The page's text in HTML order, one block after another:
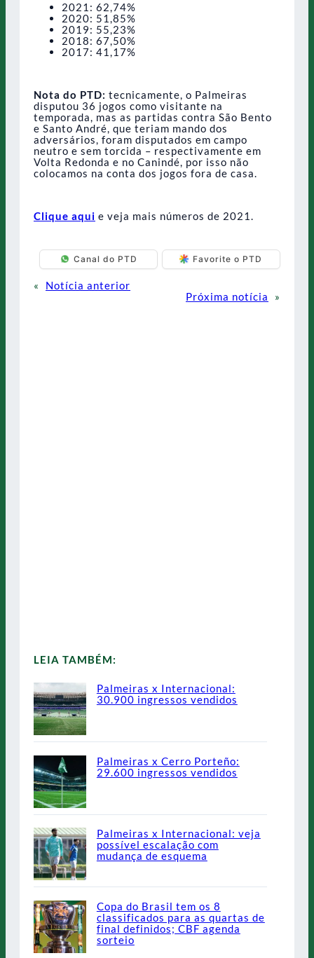
2021: 62,74%
2020: 51,85%
2019: 55,23%
2018: 67,50%
2017: 41,17%
Nota do PTD: tecnicamente, o Palmeiras
disputou 36 jogos como visitante na
temporada, mas as partidas contra São Bento
e Santo André, que teriam mando dos
adversários, foram disputados em campo
neutro e sem torcida – respectivamente em
Volta Redonda e no Canindé, por isso não
colocamos na conta dos jogos fora de casa.
Clique aqui e veja mais números de 2021.
Canal do PTD Favorite o PTD
«
Notícia anterior
Próxima notícia
»
LEIA TAMBÉM:
Palmeiras x Internacional:
30.900 ingressos vendidos
Palmeiras x Cerro Porteño:
29.600 ingressos vendidos
Palmeiras x Internacional: veja
possível escalação com
mudança de esquema
Copa do Brasil tem os 8
classificados para as quartas de
final definidos; CBF agenda
sorteio